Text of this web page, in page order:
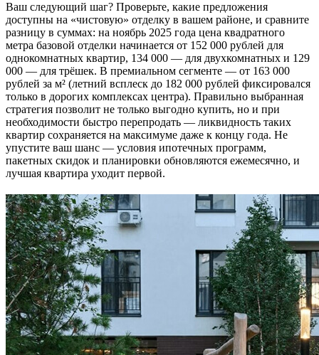
Ваш следующий шаг? Проверьте, какие предложения
доступны на «чистовую» отделку в вашем районе, и сравните
разницу в суммах: на ноябрь 2025 года цена квадратного
метра базовой отделки начинается от 152 000 рублей для
однокомнатных квартир, 134 000 — для двухкомнатных и 129
000 — для трёшек. В премиальном сегменте — от 163 000
рублей за м² (летний всплеск до 182 000 рублей фиксировался
только в дорогих комплексах центра). Правильно выбранная
стратегия позволит не только выгодно купить, но и при
необходимости быстро перепродать — ликвидность таких
квартир сохраняется на максимуме даже к концу года. Не
упустите ваш шанс — условия ипотечных программ,
пакетных скидок и планировки обновляются ежемесячно, и
лучшая квартира уходит первой.